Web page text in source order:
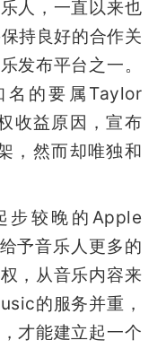
人，一直以来也
持良好的合作关
发布平台之一。
名的要属Taylor
收益原因，宣布
，然而却唯独和
步较晚的Apple
予音乐人更多的
，从音乐内容来
的服务并重，
才能建立起一个